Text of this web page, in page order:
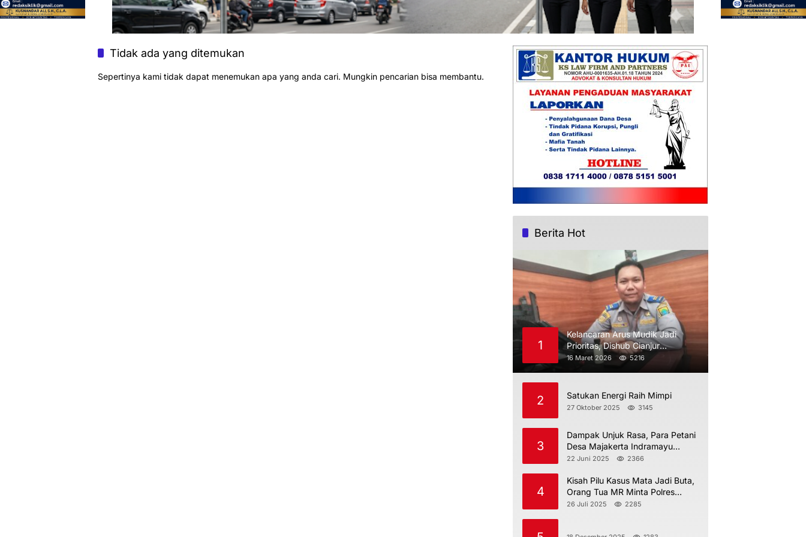
Tidak ada yang ditemukan
Sepertinya kami tidak dapat menemukan apa yang anda cari. Mungkin pencarian bisa membantu.
Berita Hot
1
Kelancaran Arus Mudik Jadi
Prioritas, Dishub Cianjur
Maksimalkan Pengawasan
16 Maret 2026 5216
2 Satukan Energi Raih Mimpi
27 Oktober 2025 3145
3
Dampak Unjuk Rasa, Para Petani
Desa Majakerta Indramayu
Dilarang Menggarap
22 Juni 2025 2366
4
Kisah Pilu Kasus Mata Jadi Buta,
Orang Tua MR Minta Polres
Indramayu Jangan Berdiam Diri
26 Juli 2025 2285